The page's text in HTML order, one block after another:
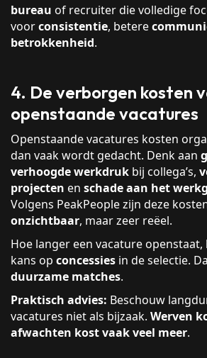
bureau of recruiter die volledige
voorconsistentie, betere
betrokkenheid.
4. De verborgen kosten
openstaande vacatures
Openstaande vacatures kosten
dan vaak wordt gedacht. Denk aan
verhoogde werkdruk bij collega’s,
projecten en schade aan het
Volgens PeakPeople zijn deze
onzichtbaar, maar zeer reëel.
Hoe langer een vacature
kans op concessies in de selectie.
duurzame matches.
Praktisch advies: Beschouw
vacatures niet als bijzaak. Werven
afwachten kost vaak veel meer.